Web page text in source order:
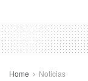
Home Noticias